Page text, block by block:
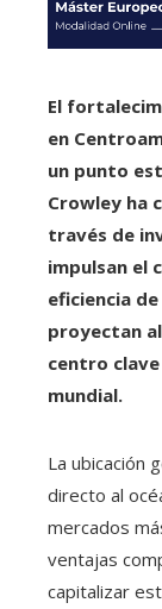
El
en
un punto
Crowley ha
través de
impulsan el
eficiencia
proyectan
centro
mundial.
La ubicación
directo al
mercados
ventajas
capitalizar